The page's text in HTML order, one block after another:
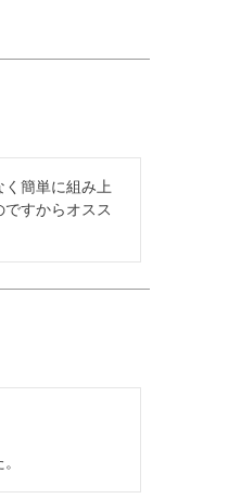
簡単に組み上
すからオスス